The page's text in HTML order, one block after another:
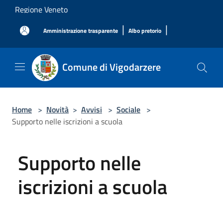
Salta al contenuto principale
Regione Veneto
Amministrazione trasparente | Albo pretorio |
Comune di Vigodarzere
Home > Novità > Avvisi > Sociale >
Supporto nelle iscrizioni a scuola
Supporto nelle
iscrizioni a scuola